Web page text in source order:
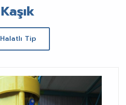
Kaşık
Halatlı Tip